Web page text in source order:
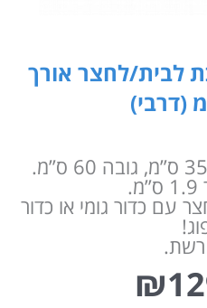
לבית/לחצר אורך
עם כדור גומי או כדור
רשת.
₪